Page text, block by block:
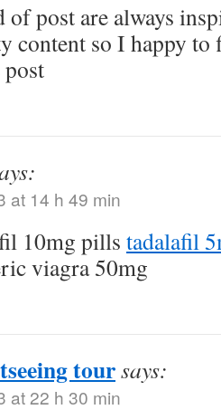
of post are always
content so I happy
at 14 h 49 min
10mg pills tadalafil
viagra 50mg
toursays:
at 22 h 30 min